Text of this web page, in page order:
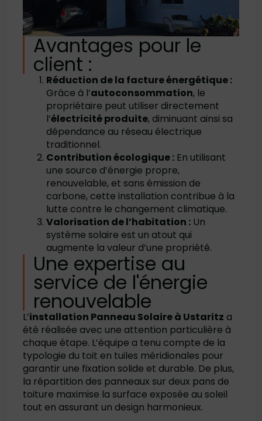
Avantages pour le
client :
Réduction de la facture énergétique :
Grâce à l’autoconsommation, le
propriétaire peut utiliser directement
l’électricité produite, diminuant ainsi sa
dépendance au réseau électrique
traditionnel.
Contribution écologique :En utilisant
une source d’énergie propre,
renouvelable, et sans émission de
carbone, cette installation contribue à la
lutte contre le changement climatique.
Valorisation de l’habitation :Un
système solaire est un atout qui
augmente la valeur d’une propriété.
Une expertise au
service de l'énergie
renouvelable
L’installation Panneau Solaire à Ustaritz a
été réalisée avec une attention particulière à
chaque étape. L’équipe a tenu compte de la
typologie du toit en tuiles méridionales pour
garantir une fixation solide et durable. De plus,
la répartition des panneaux sur deux pans de
toiture maximise la surface exposée au soleil
tout en assurant un design harmonieux.